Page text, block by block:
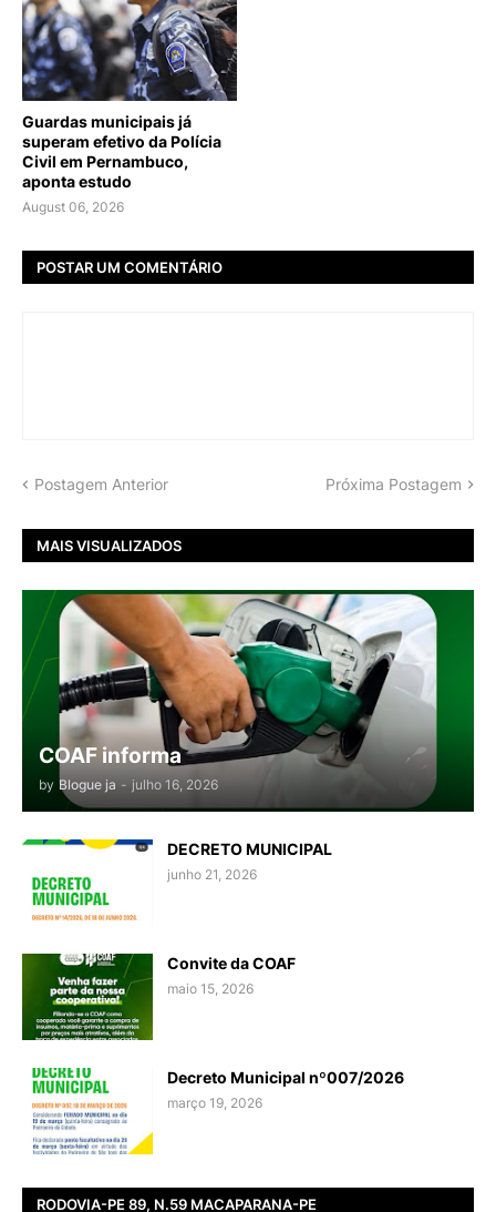
Guardas municipais já
superam efetivo da Polícia
Civil em Pernambuco,
aponta estudo
August 06, 2026
POSTAR UM COMENTÁRIO
Postagem Anterior Próxima Postagem
MAIS VISUALIZADOS
COAF informa
by Blogue ja - julho 16, 2026
DECRETO MUNICIPAL
junho 21, 2026
Convite da COAF
maio 15, 2026
Decreto Municipal nº007/2026
março 19, 2026
RODOVIA-PE 89, N.59 MACAPARANA-PE